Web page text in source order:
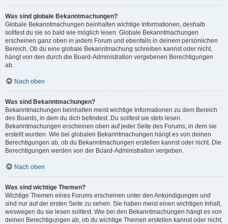
Was sind globale Bekanntmachungen?
Globale Bekanntmachungen beinhalten wichtige Informationen, deshalb
solltest du sie so bald wie möglich lesen. Globale Bekanntmachungen
erscheinen ganz oben in jedem Forum und ebenfalls in deinem persönlichen
Bereich. Ob du eine globale Bekanntmachung schreiben kannst oder nicht,
hängt von den durch die Board-Administration vergebenen Berechtigungen
ab.
Nach oben
Was sind Bekanntmachungen?
Bekanntmachungen beinhalten meist wichtige Informationen zu dem Bereich
des Boards, in dem du dich befindest. Du solltest sie stets lesen.
Bekanntmachungen erscheinen oben auf jeder Seite des Forums, in dem sie
erstellt wurden. Wie bei globalen Bekanntmachungen hängt es von deinen
Berechtigungen ab, ob du Bekanntmachungen erstellen kannst oder nicht. Die
Berechtigungen werden von der Board-Administration vergeben.
Nach oben
Was sind wichtige Themen?
Wichtige Themen eines Forums erscheinen unter den Ankündigungen und
sind nur auf der ersten Seite zu sehen. Sie haben meist einen wichtigen Inhalt,
weswegen du sie lesen solltest. Wie bei den Bekanntmachungen hängt es von
deinen Berechtigungen ab, ob du wichtige Themen erstellen kannst oder nicht;